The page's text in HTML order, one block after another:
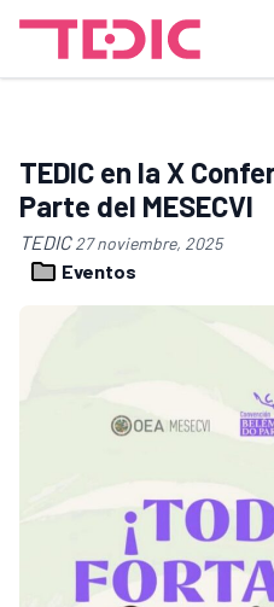
TEDIC en la X
Parte del MESECVI
TEDIC27 noviembre, 2025
Eventos